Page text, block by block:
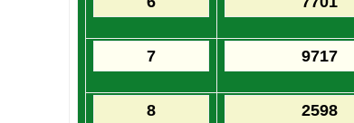
7 9717
8 2598